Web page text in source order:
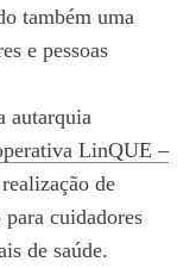
também uma
e pessoas
autarquia
LinQUE –
de
para cuidadores
de saúde.